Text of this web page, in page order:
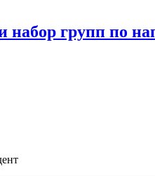
набор групп